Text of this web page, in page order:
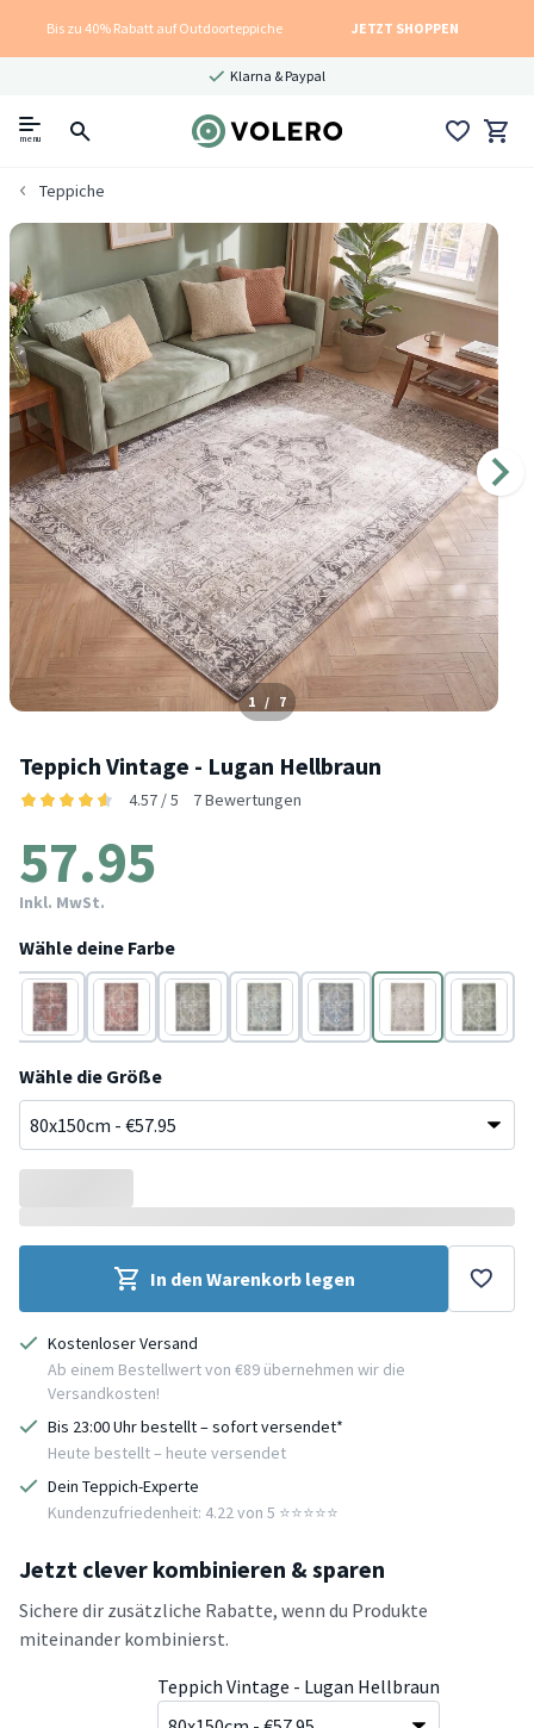
Bis zu 40% Rabatt auf Outdoorteppiche JETZT SHOPPEN
Klarna & Paypal
menu
Teppiche
1 / 7
Teppich Vintage - Lugan Hellbraun
4.57 / 5 7 Bewertungen
57.95
Inkl. MwSt.
Wähle deine Farbe
Rot Rot Grau Blau Taupe Braun
Grün
Wähle die Größe
In den Warenkorb legen
Kostenloser Versand
Ab einem Bestellwert von €89 übernehmen wir die
Versandkosten!
Bis 23:00 Uhr bestellt – sofort versendet*
Heute bestellt – heute versendet
Dein Teppich-Experte
Kundenzufriedenheit: 4.22 von 5 ⭐️⭐️⭐️⭐️⭐️
Jetzt clever kombinieren & sparen
Sichere dir zusätzliche Rabatte, wenn du Produkte
miteinander kombinierst.
Teppich Vintage - Lugan Hellbraun